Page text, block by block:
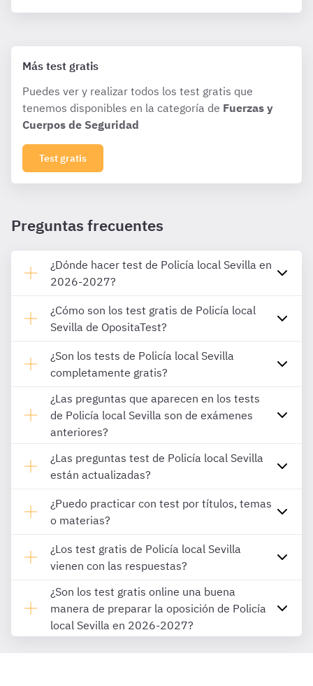
Más test gratis
Puedes ver y realizar todos los test gratis que
tenemos disponibles en la categoría de Fuerzas y
Cuerpos de Seguridad
Test gratis
Preguntas frecuentes
¿Dónde hacer test de Policía local Sevilla en
2026-2027?
¿Cómo son los test gratis de Policía local
Sevilla de OpositaTest?
¿Son los tests de Policía local Sevilla
completamente gratis?
¿Las preguntas que aparecen en los tests
de Policía local Sevilla son de exámenes
anteriores?
¿Las preguntas test de Policía local Sevilla
están actualizadas?
¿Puedo practicar con test por títulos, temas
o materias?
¿Los test gratis de Policía local Sevilla
vienen con las respuestas?
¿Son los test gratis online una buena
manera de preparar la oposición de Policía
local Sevilla en 2026-2027?